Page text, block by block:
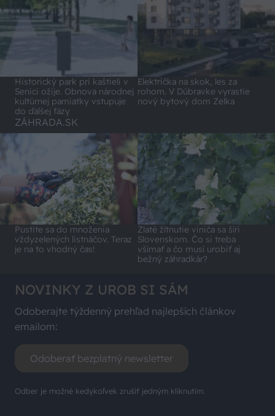
Historický park pri kaštieli v
Senici ožije. Obnova národnej
kultúrnej pamiatky vstupuje
do ďalšej fázy
Električka na skok, les za
rohom. V Dúbravke vyrastie
nový bytový dom Zelka
ZÁHRADA.SK
Pustite sa do množenia
vždyzelených listnáčov. Teraz
je na to vhodný čas!
Zlaté žltnutie viniča sa šíri
Slovenskom. Čo si treba
všímať a čo musí urobiť aj
bežný záhradkár?
NOVINKY Z UROB SI SÁM
Odoberajte týždenný prehľad najlepších článkov
emailom:
Odoberať bezplatný newsletter
Odber je možné kedykoľvek zrušiť jedným kliknutím.